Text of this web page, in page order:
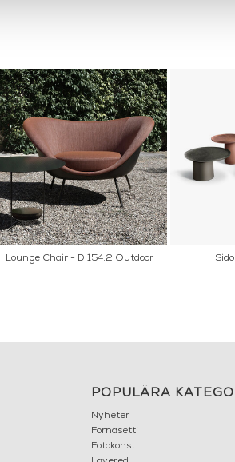
Lounge Chair - D.154.2 Outdoor
POPULÄRA
Nyheter
Fornasetti
Fotokonst